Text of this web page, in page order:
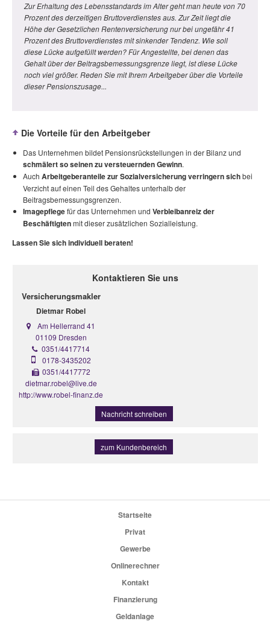
Zur Erhaltung des Lebensstandards im Alter geht man heute von 70
Prozent des derzeitigen Bruttoverdienstes aus. Zur Zeit liegt die
Höhe der Gesetzlichen Rentenversicherung nur bei ungefähr 41
Prozent des Bruttoverdienstes mit sinkender Tendenz. Wie soll
diese Lücke aufgefüllt werden? Für Angestellte, bei denen das
Gehalt über der Beitragsbemessungsgrenze liegt, ist diese Lücke
noch viel größer. Reden Sie mit Ihrem Arbeitgeber über die Vorteile
dieser Pensionszusage...
Die Vorteile für den Arbeitgeber
Das Unternehmen bildet Pensionsrückstellungen in der Bilanz und
schmälert so seinen zu versteuernden Gewinn.
Auch Arbeitgeberanteile zur Sozialversicherung verringern sichbei
Verzicht auf einen Teil des Gehaltes unterhalb der
Beitragsbemessungsgrenzen.
Imagepflegefür das Unternehmen und Verbleibanreiz der
Beschäftigtenmit dieser zusätzlichen Sozialleistung.
Lassen Sie sich individuell beraten!
Kontaktieren Sie uns
Versicherungsmakler
Dietmar Robel
Am Hellerrand 41
01109 Dresden
0351/4417714
0178-3435202
0351/4417772
dietmar.robel@live.de
http://www.robel-finanz.de
Nachricht schreiben
zum Kundenbereich
Startseite
Privat
Gewerbe
Onlinerechner
Kontakt
Finanzierung
Geldanlage